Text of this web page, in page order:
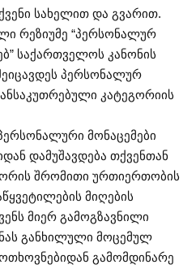
სახელით და გვარით.
რეზიუმე “პერსონალურ
საქართველოს კანონის
პერსონალურ
კატეგორიის
მონაცემები
დამუშავდება თქვენთან
შრომითი ურთიერთობის
მიღების
მიერ გამოგზავნილი
განხილული მოცემულ
გამომდინარე